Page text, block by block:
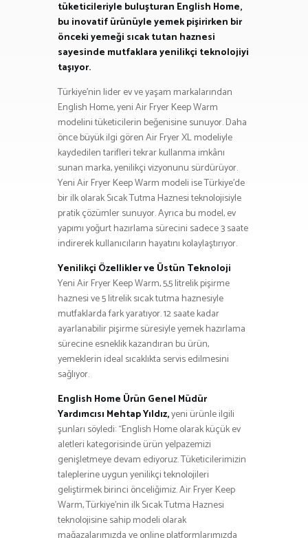
tüketicileriyle buluşturan English Home,
bu inovatif ürünüyle yemek pişirirken bir
önceki yemeği sıcak tutan haznesi
sayesinde mutfaklara yenilikçi teknolojiyi
taşıyor.
Türkiye’nin lider ev ve yaşam markalarından
English Home, yeni Air Fryer Keep Warm
modelini tüketicilerin beğenisine sunuyor. Daha
önce büyük ilgi gören Air Fryer XL modeliyle
kaydedilen tarifleri tekrar kullanma imkânı
sunan marka, yenilikçi vizyonunu sürdürüyor.
Yeni Air Fryer Keep Warm modeli ise Türkiye’de
bir ilk olarak Sıcak Tutma Haznesi teknolojisiyle
pratik çözümler sunuyor. Ayrıca bu model, ev
yapımı yoğurt hazırlama sürecini sadece 3 saate
indirerek kullanıcıların hayatını kolaylaştırıyor.
Yenilikçi Özellikler ve Üstün Teknoloji
Yeni Air Fryer Keep Warm, 5,5 litrelik pişirme
haznesi ve 5 litrelik sıcak tutma haznesiyle
mutfaklarda fark yaratıyor. 12 saate kadar
ayarlanabilir pişirme süresiyle yemek hazırlama
sürecine esneklik kazandıran bu ürün,
yemeklerin ideal sıcaklıkta servis edilmesini
sağlıyor.
English Home Ürün Genel Müdür
Yardımcısı Mehtap Yıldız,yeni ürünle ilgili
şunları söyledi: “English Home olarak küçük ev
aletleri kategorisinde ürün yelpazemizi
genişletmeye devam ediyoruz. Tüketicilerimizin
taleplerine uygun yenilikçi teknolojileri
geliştirmek birinci önceliğimiz. Air Fryer Keep
Warm, Türkiye’nin ilk Sıcak Tutma Haznesi
teknolojisine sahip modeli olarak